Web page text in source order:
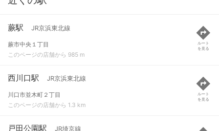
蕨駅 JR京浜東北線
蕨市中央１丁目
このページの店舗から 985 m
ルート
を見る
西川口駅 JR京浜東北線
川口市並木町２丁目
このページの店舗から 1.3 km
ルート
を見る
戸田公園駅 JR埼京線